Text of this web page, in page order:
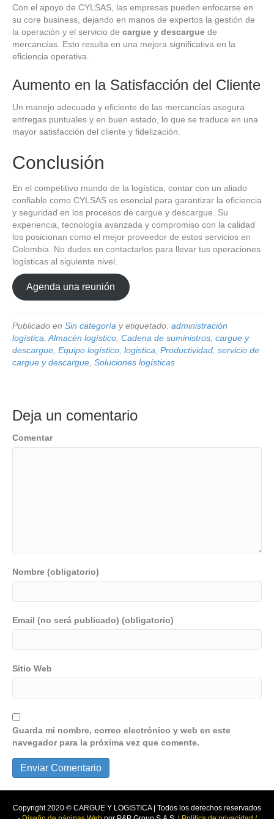
Con el apoyo de CYLSAS, las empresas pueden enfocarse en
su core business, dejando en manos de expertos la gestión de
la operación y el servicio de cargue y descargue de
mercancías. Esto resulta en una mejora significativa en la
eficiencia operativa.
Aumento en la Satisfacción del Cliente
Un manejo adecuado y eficiente de las mercancías asegura
entregas puntuales y en buen estado, lo que se traduce en una
mayor satisfacción del cliente y fidelización.
Conclusión
En el competitivo mundo de la logística, contar con un aliado
confiable como CYLSAS es esencial para garantizar la eficiencia
y seguridad en los procesos de cargue y descargue. Su
experiencia, tecnología avanzada y compromiso con la calidad
los posicionan como el mejor proveedor de estos servicios en
Colombia. No dudes en contactarlos para llevar tus operaciones
logísticas al siguiente nivel.
Agenda una reunión
Publicado en Sin categoría y etiquetado: administración
logística Almacén logístico Cadena de suministros cargue y
descargue Equipo logístico logistica Productividad servicio de
cargue y descargue Soluciones logísticas
Deja un comentario
Comentar
Nombre (obligatorio)
Email (no será publicado) (obligatorio)
Sitio Web
Guarda mi nombre, correo electrónico y web en este
navegador para la próxima vez que comente.
Copyright 2020 © CARGUE Y LOGISTICA | Todos los derechos reservados